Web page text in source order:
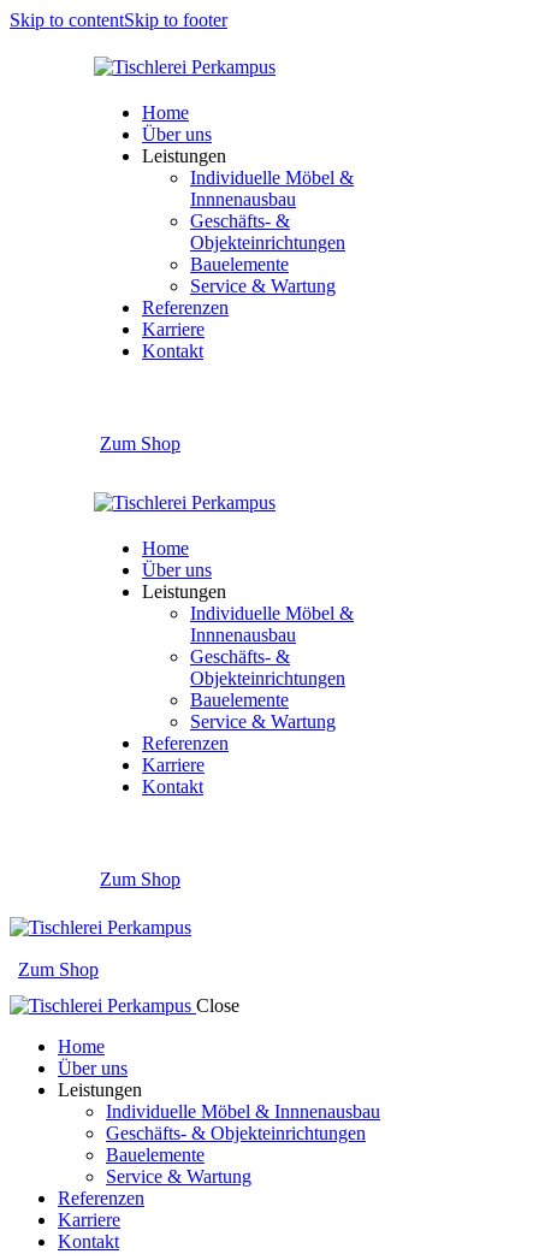
Skip to contentSkip to footer
Home
Über uns
Leistungen
Individuelle Möbel &
Innnenausbau
Geschäfts- &
Objekteinrichtungen
Bauelemente
Service & Wartung
Referenzen
Karriere
Kontakt
Zum Shop
Home
Über uns
Leistungen
Individuelle Möbel &
Innnenausbau
Geschäfts- &
Objekteinrichtungen
Bauelemente
Service & Wartung
Referenzen
Karriere
Kontakt
Zum Shop
Zum Shop
Close
Home
Über uns
Leistungen
Individuelle Möbel & Innnenausbau
Geschäfts- & Objekteinrichtungen
Bauelemente
Service & Wartung
Referenzen
Karriere
Kontakt